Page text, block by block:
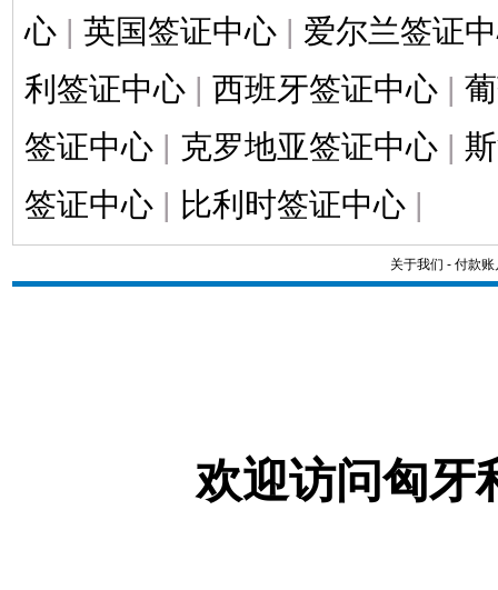
心 | 英国签证中心 | 爱尔兰签证
利签证中心 | 西班牙签证中心 |
签证中心 | 克罗地亚签证中心 |
签证中心 | 比利时签证中心 |
关于我们 - 付款账
欢迎访问匈牙